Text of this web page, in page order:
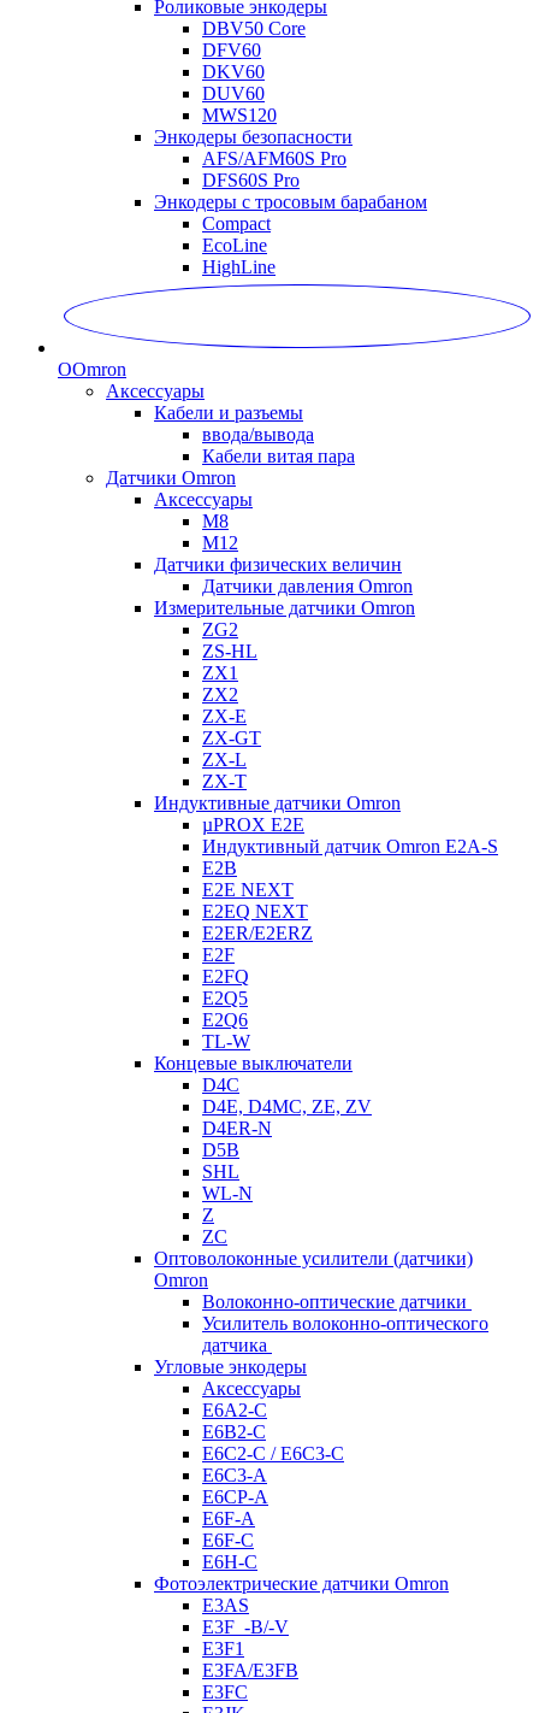
Роликовые энкодеры
DBV50 Core
DFV60
DKV60
DUV60
MWS120
Энкодеры безопасности
AFS/AFM60S Pro
DFS60S Pro
Энкодеры с тросовым барабаном
Compact
EcoLine
HighLine
OOmron
Аксессуары
Кабели и разъемы
ввода/вывода
Кабели витая пара
Датчики Omron
Аксессуары
M8
M12
Датчики физических величин
Датчики давления Omron
Измерительные датчики Omron
ZG2
ZS-HL
ZX1
ZX2
ZX-E
ZX-GT
ZX-L
ZX-T
Индуктивные датчики Omron
µPROX E2E
Индуктивный датчик Omron E2A-S
E2B
E2E NEXT
E2EQ NEXT
E2ER/E2ERZ
E2F
E2FQ
E2Q5
E2Q6
TL-W
Концевые выключатели
D4C
D4E, D4MC, ZE, ZV
D4ER-N
D5B
SHL
WL-N
Z
ZC
Оптоволоконные усилители (датчики)
Omron
Волоконно-оптические датчики
Усилитель волоконно-оптического
датчика
Угловые энкодеры
Аксессуары
E6A2-C
E6B2-C
E6C2-C / E6C3-C
E6C3-A
E6CP-A
E6F-A
E6F-C
E6H-C
Фотоэлектрические датчики Omron
E3AS
E3F_-B/-V
E3F1
E3FA/E3FB
E3FC